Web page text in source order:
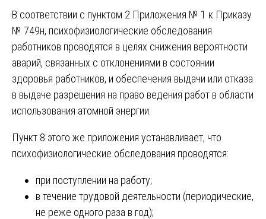
В соответствии с пунктом 2 Приложения № 1 к Приказу
№ 749н, психофизиологические обследования
работников проводятся в целях снижения вероятности
аварий, связанных с отклонениями в состоянии
здоровья работников, и обеспечения выдачи или отказа
в выдаче разрешения на право ведения работ в области
использования атомной энергии.
Пункт 8 этого же приложения устанавливает, что
психофизиологические обследования проводятся:
при поступлении на работу;
в течение трудовой деятельности (периодические,
не реже одного раза в год);